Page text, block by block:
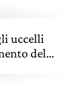
uccelli
del